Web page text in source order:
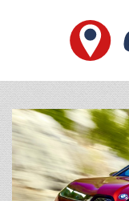
BMW IX: